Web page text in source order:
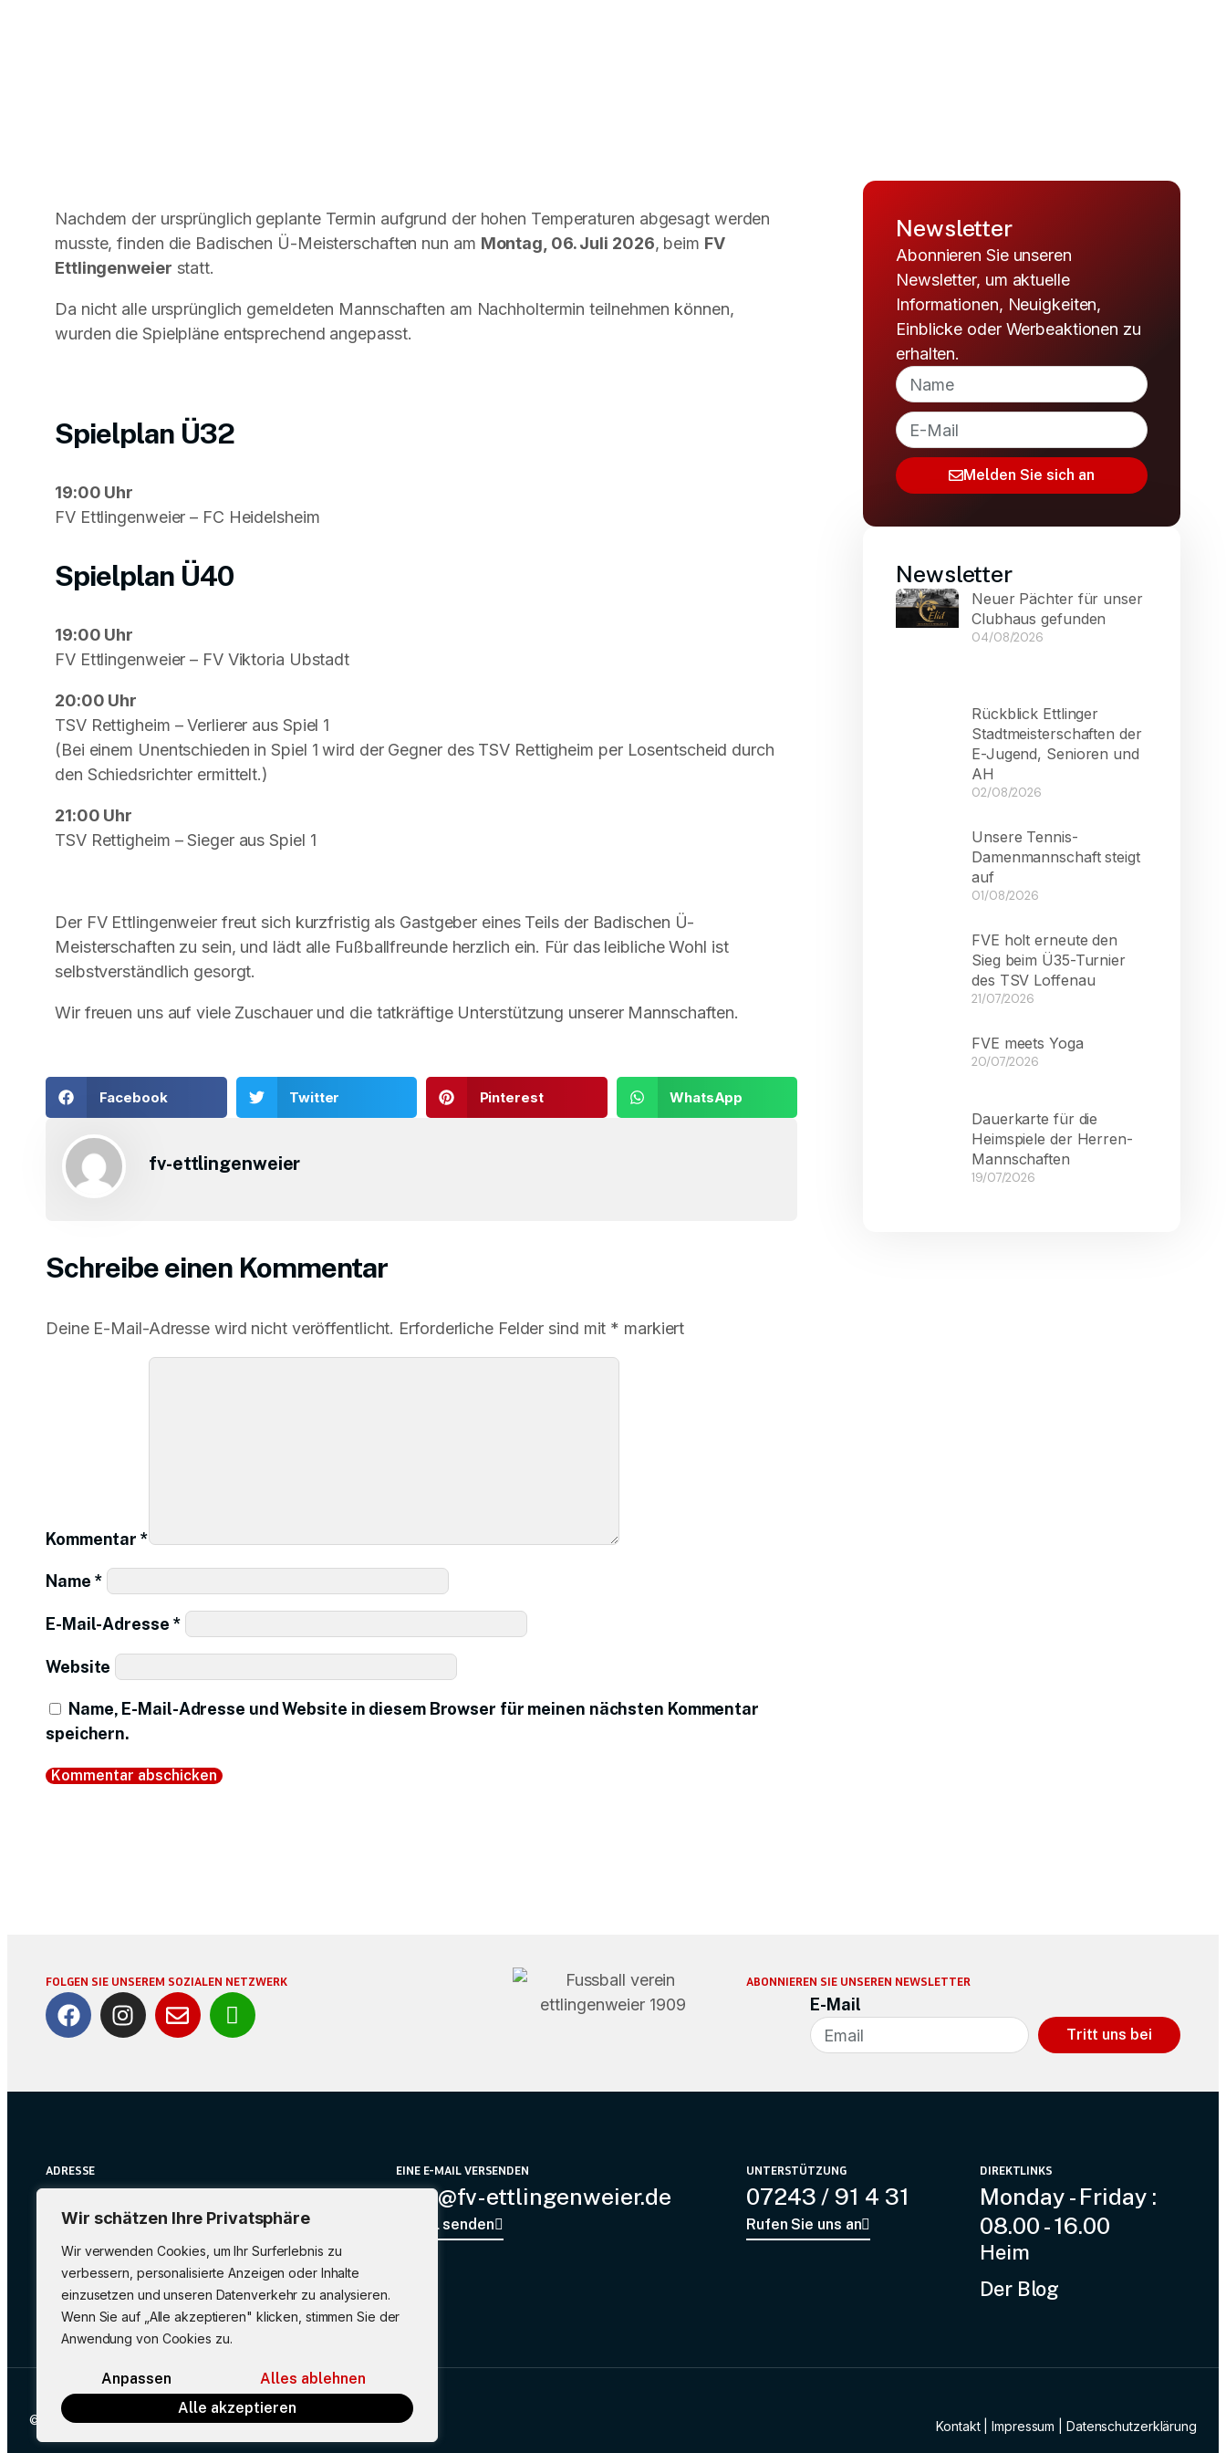
Wir schätzen Ihre Privatsphäre
Wir verwenden Cookies, um Ihr Surferlebnis zu
verbessern, personalisierte Anzeigen oder Inhalte
einzusetzen und unseren Datenverkehr zu analysieren.
Wenn Sie auf „Alle akzeptieren" klicken, stimmen Sie der
Anwendung von Cookies zu.
Anpassen
Alles ablehnen
Alle akzeptieren
Nachdem der ursprünglich geplante Termin aufgrund der hohen Temperaturen abgesagt werden
musste, finden die Badischen Ü-Meisterschaften nun am Montag, 06. Juli 2026, beim FV
Ettlingenweier statt.
Da nicht alle ursprünglich gemeldeten Mannschaften am Nachholtermin teilnehmen können,
wurden die Spielpläne entsprechend angepasst.
Spielplan Ü32
19:00 Uhr
FV Ettlingenweier – FC Heidelsheim
Spielplan Ü40
19:00 Uhr
FV Ettlingenweier – FV Viktoria Ubstadt
20:00 Uhr
TSV Rettigheim – Verlierer aus Spiel 1
(Bei einem Unentschieden in Spiel 1 wird der Gegner des TSV Rettigheim per Losentscheid durch
den Schiedsrichter ermittelt.)
21:00 Uhr
TSV Rettigheim – Sieger aus Spiel 1
Der FV Ettlingenweier freut sich kurzfristig als Gastgeber eines Teils der Badischen Ü-
Meisterschaften zu sein, und lädt alle Fußballfreunde herzlich ein. Für das leibliche Wohl ist
selbstverständlich gesorgt.
Wir freuen uns auf viele Zuschauer und die tatkräftige Unterstützung unserer Mannschaften.
Facebook Twitter Pinterest WhatsApp
fv-ettlingenweier
Schreibe einen Kommentar
Deine E-Mail-Adresse wird nicht veröffentlicht. Erforderliche Felder sind mit * markiert
Kommentar*
Name *
E-Mail-Adresse *
Website
Name, E-Mail-Adresse und Website in diesem Browser für meinen nächsten Kommentar
speichern.
Newsletter
Abonnieren Sie unseren
Newsletter, um aktuelle
Informationen, Neuigkeiten,
Einblicke oder Werbeaktionen zu
erhalten.
Melden Sie sich an
Newsletter
Neuer Pächter für unser
Clubhaus gefunden
04/08/2026
Rückblick Ettlinger
Stadtmeisterschaften der
E-Jugend, Senioren und
AH
02/08/2026
Unsere Tennis-
Damenmannschaft steigt
auf
01/08/2026
FVE holt erneute den
Sieg beim Ü35-Turnier
des TSV Loffenau
21/07/2026
FVE meets Yoga
20/07/2026
Dauerkarte für die
Heimspiele der Herren-
Mannschaften
19/07/2026
FOLGEN SIE UNSEREM SOZIALEN NETZWERK ABONNIEREN SIE UNSEREN NEWSLETTER
E-Mail
Tritt uns bei
ADRESSE
FV Ettlingenweier 1909 e.V.
Am Sportplatz 27 76275
Ettlingen
EINE E-MAIL VERSENDEN
info@fv-ettlingenweier.de
E-Mail senden
UNTERSTÜTZUNG
07243 / 91 4 31
Rufen Sie uns an
DIREKTLINKS
Monday - Friday :
08.00 - 16.00
Heim
Der Blog
© Urheberrecht. Alle Rechte vorbehalten. Kontakt|Impressum Datenschutzerklärung